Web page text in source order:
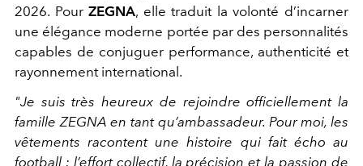
2026. PourZEGNA, elle traduit la volonté d’incarner
une élégance moderne portée par des personnalités
capables de conjuguer performance, authenticité et
rayonnement international.
"Je suis très heureux de rejoindre officiellement la
famille ZEGNA en tant qu’ambassadeur. Pour moi, les
vêtements racontent une histoire qui fait écho au
football : l’effort collectif, la précision et la passion de